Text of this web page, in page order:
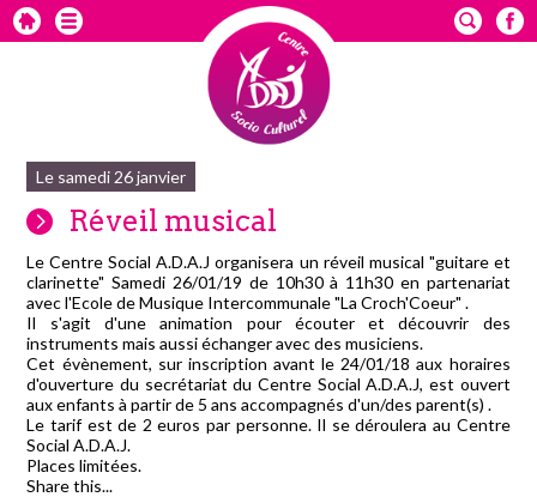
Le samedi 26 janvier
Réveil musical
Le Centre Social A.D.A.J organisera un réveil musical "guitare et
clarinette" Samedi 26/01/19 de 10h30 à 11h30 en partenariat
avec l'Ecole de Musique Intercommunale "La Croch'Coeur" .
Il s'agit d'une animation pour écouter et découvrir des
instruments mais aussi échanger avec des musiciens.
Cet évènement, sur inscription avant le 24/01/18 aux horaires
d'ouverture du secrétariat du Centre Social A.D.A.J, est ouvert
aux enfants à partir de 5 ans accompagnés d'un/des parent(s) .
Le tarif est de 2 euros par personne. Il se déroulera au Centre
Social A.D.A.J.
Places limitées.
Share this...